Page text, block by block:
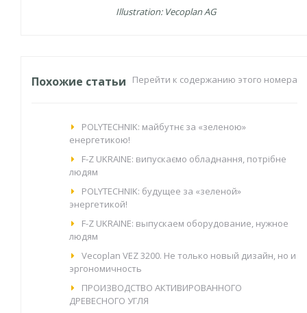
Illustration: Vecoplan AG
Похожие статьи Перейти к содержанию этого номера
POLYTECHNIK: майбутнє за «зеленою»
енергетикою!
F-Z UKRAINE: випускаємо обладнання, потрібне
людям
POLYTECHNIK: будущее за «зеленой»
энергетикой!
F-Z UKRAINE: выпускаем оборудование, нужное
людям
Vecoplan VEZ 3200. Не только новый дизайн, но и
эргономичность
ПРОИЗВОДСТВО АКТИВИРОВАННОГО
ДРЕВЕСНОГО УГЛЯ